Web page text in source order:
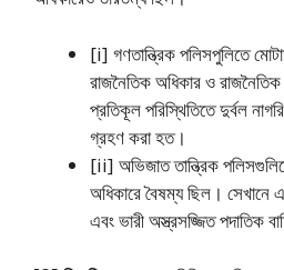
[i] গণতান্ত্রিক পলিসপুলিতে
রাজনৈতিক অধিকার ও
প্রতিকূল পরিস্থিতিতে দুর্বল
গ্রহণ করা হত।
[ii] অভিজাত তান্ত্রিক
অধিকারে বৈষম্য ছিল। সেখানে
এবং ভারী অস্ত্রসজ্জিত পদাতিক